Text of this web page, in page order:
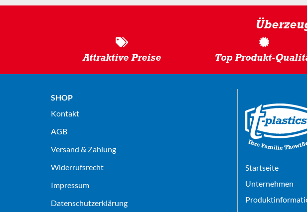
Attraktive Preise Top Produkt-
SHOP
Kontakt
AGB
Versand & Zahlung
Widerrufsrecht
Impressum
Datenschutz­erklärung
Startseite
Unternehmen